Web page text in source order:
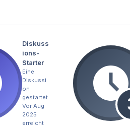
Diskuss
ions-
Starter
Eine
Diskussi
on
gestartet
Vor Aug
2025
erreicht